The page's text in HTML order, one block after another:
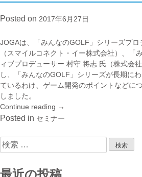
Posted on 2017年6月27日
JOGAは、「みんなのGOLF」シリーズプ
（スマイルコネクト・イー株式会社）、「
ィブプロデューサー 村守 将志 氏（株式会
し、「みんなのGOLF」シリーズが長期に
ているわけ、ゲーム開発のポイントなどに
しました。
Continue reading “JOGA
セ
ナ
ん
→
Posted in セミナー
検
索:
最近の投稿